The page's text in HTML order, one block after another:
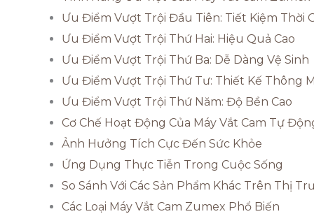
Ưu Điểm Vượt Trội Đầu Tiên: Tiết Kiệm Thời
Ưu Điểm Vượt Trội Thứ Hai: Hiệu Quả Cao
Ưu Điểm Vượt Trội Thứ Ba: Dễ Dàng Vệ Sinh
Ưu Điểm Vượt Trội Thứ Tư: Thiết Kế Thông
Ưu Điểm Vượt Trội Thứ Năm: Độ Bền Cao
Cơ Chế Hoạt Động Của Máy Vắt Cam Tự
Ảnh Hưởng Tích Cực Đến Sức Khỏe
Ứng Dụng Thực Tiễn Trong Cuộc Sống
So Sánh Với Các Sản Phẩm Khác Trên Thị
Các Loại Máy Vắt Cam Zumex Phổ Biến